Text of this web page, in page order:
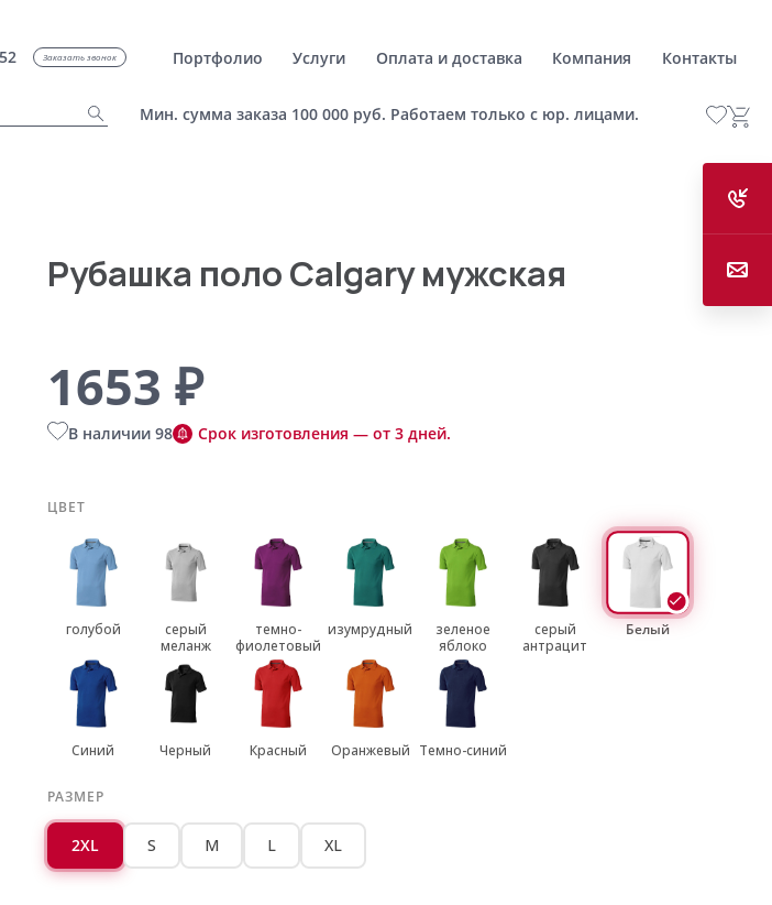
Заказать звонок Портфолио Услуги Оплата и доставка Компания Контакты
Мин. сумма заказа 100 000 руб. Работаем только с юр. лицами.
Рубашка поло Calgary мужская
1653 ₽
В наличии 98 Срок изготовления — от 3 дней.
ЦВЕТ
голубой
серый
меланж
темно-
фиолетовый
изумрудный
зеленое
яблоко
серый
антрацит
Белый
Синий Черный Красный Оранжевый Темно-синий
РАЗМЕР
2XL S M L XL